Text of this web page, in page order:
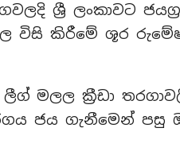
ශ්‍රී ලංකාවට
විසි කිරීමේ ශූර
මලල ක්‍රීඩා
ජය ගැනීමෙන් පසු